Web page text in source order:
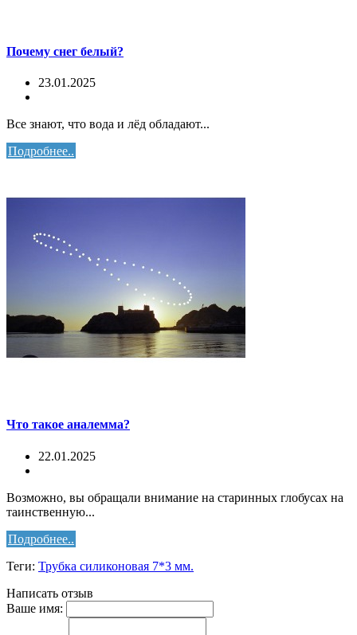
Почему снег белый?
23.01.2025
Все знают, что вода и лёд обладают...
Подробнее..
Что такое аналемма?
22.01.2025
Возможно, вы обращали внимание на старинных глобусах на
таинственную...
Подробнее..
Теги: Трубка силиконовая 7*3 мм.
Написать отзыв
Ваше имя: